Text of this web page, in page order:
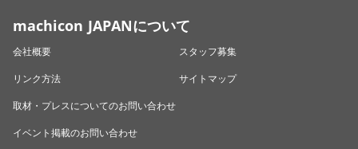
machicon JAPANについて
会社概要
スタッフ募集
リンク方法
サイトマップ
取材・プレスについてのお問い合わせ
イベント掲載のお問い合わせ